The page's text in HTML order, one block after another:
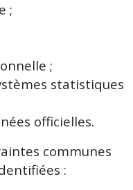
;
;
statistiques
officielles.
communes
: